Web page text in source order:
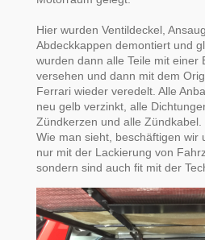
Hier wurden Ventildeckel,
Abdeckkappen demontiert und
wurden dann alle Teile mit einer
versehen und dann mit dem
Ferrari wieder veredelt. Alle
neu gelb verzinkt, alle
Zündkerzen und alle Zündkabel.
Wie man sieht, beschäftigen wir
nur mit der Lackierung von
sondern sind auch fit mit der